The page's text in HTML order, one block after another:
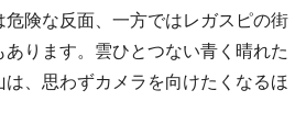
危険な反面、一方ではレガスピの街
ります。雲ひとつない青く晴れた
は、思わずカメラを向けたくなるほ